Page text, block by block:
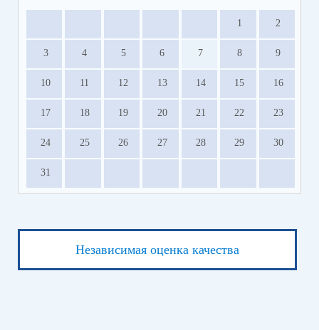
1 2
3 4 5 6 7 8 9
10 11 12 13 14 15 16
17 18 19 20 21 22 23
24 25 26 27 28 29 30
31
Независимая оценка качества